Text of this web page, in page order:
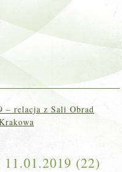
– relacja z Sali Obrad
(22)